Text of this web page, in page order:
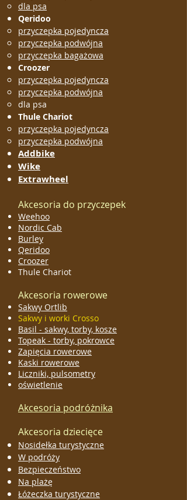
dla psa
Qeridoo
przyczepka pojedyncza
przyczepka podwójna
przyczepka bagażowa
Croozer
przyczepka pojedyncza
przyczepka podwójna
dla psa
Thule Chariot
przyczepka pojedyncza
przyczepka podwójna
Addbike
Wike
Extrawheel
Akcesoria do przyczepek
Weehoo
Nordic Cab
Burley
Qeridoo
Croozer
Thule Chariot
Akcesoria rowerowe
Sakwy Ortlib
Sakwy i worki Crosso
Basil - sakwy, torby, kosze
Topeak - torby, pokrowce
Zapięcia rowerowe
Kaski rowerowe
Liczniki, pulsometry
oświetlenie
Akcesoria podróżnika
Akcesoria dziecięce
Nosidełka turystyczne
W podróży
Bezpieczeństwo
Na plażę
Łóżeczka turystyczne